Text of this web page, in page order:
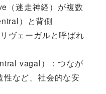
（迷走神経）が複数
）と背側
ヴェーガルと呼ばれ
vagal）：つなが
性など、社会的な安